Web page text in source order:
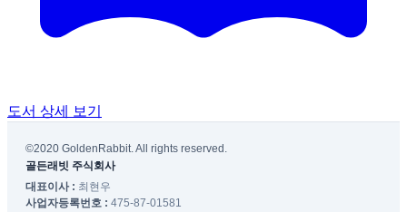
도서 상세 보기
©2020 GoldenRabbit. All rights reserved.
골든래빗 주식회사
대표이사 : 최현우
사업자등록번호 : 475-87-01581